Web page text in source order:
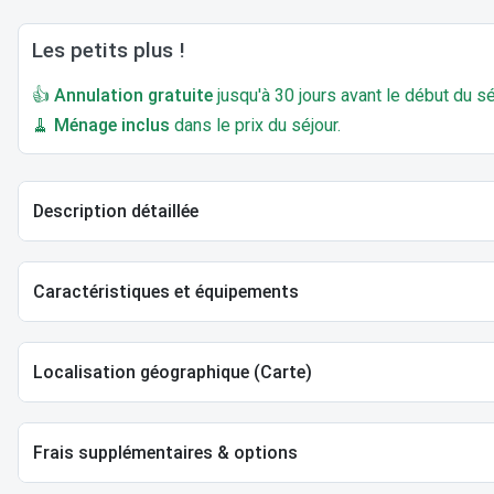
Les petits plus !
👍 Annulation gratuite jusqu'à 30 jours avant le début du
🧹 Ménage inclus dans le prix du séjour.
Description détaillée
Caractéristiques et équipements
Localisation géographique (Carte)
Frais supplémentaires & options